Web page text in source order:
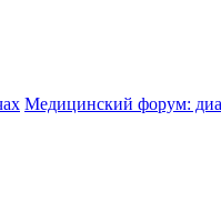
Медицинский форум: